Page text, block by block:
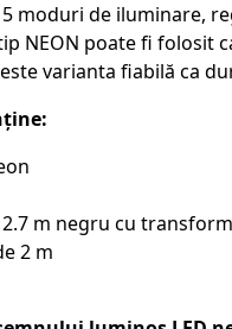
moduri de iluminare,
NEON poate fi folosit
varianta fiabilă ca
m negru cu
2 m